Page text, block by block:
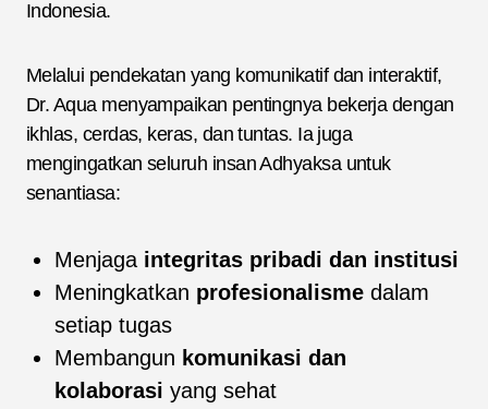
Indonesia.
Melalui pendekatan yang komunikatif dan interaktif,
Dr. Aqua menyampaikan pentingnya bekerja dengan
ikhlas, cerdas, keras, dan tuntas. Ia juga
mengingatkan seluruh insan Adhyaksa untuk
senantiasa:
Menjaga integritas pribadi dan institusi
Meningkatkan profesionalismedalam
setiap tugas
Membangun komunikasi dan
kolaborasi yang sehat